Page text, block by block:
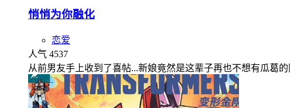
悄悄为你融化
恋爱
人气 4537
从前男友手上收到了喜帖...新娘竟然是这辈子再也不想有瓜葛